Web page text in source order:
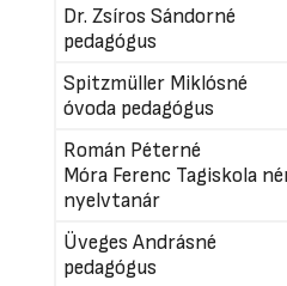
Dr. Zsíros Sándorné
pedagógus
Spitzmüller Miklósné
óvoda pedagógus
Román Péterné
Móra Ferenc Tagiskola
nyelvtanár
Üveges Andrásné
pedagógus